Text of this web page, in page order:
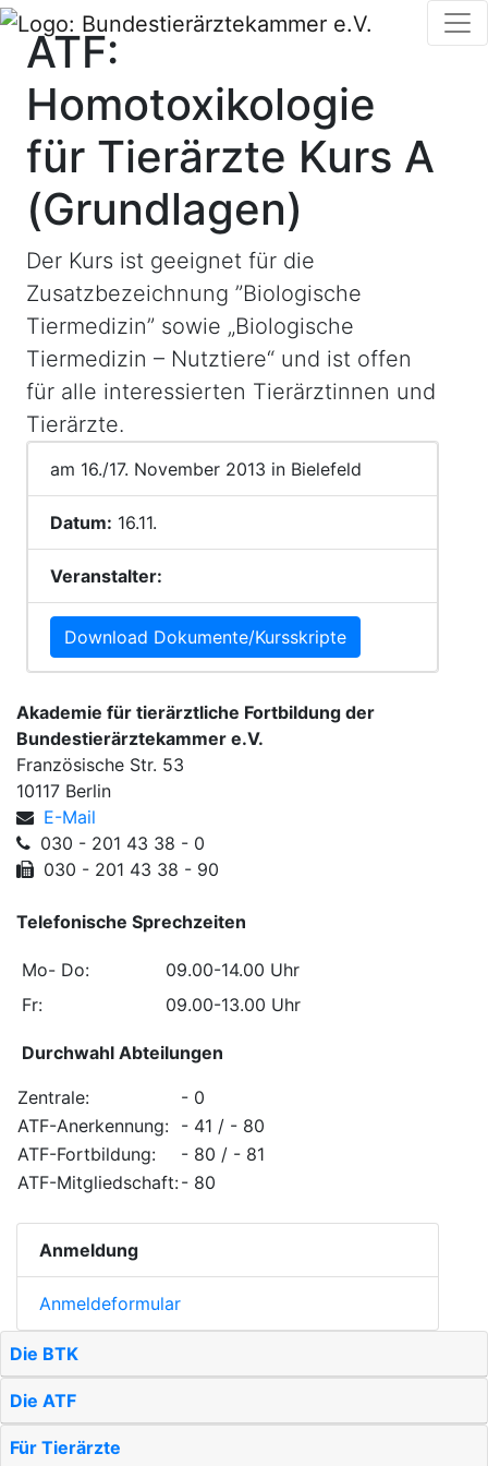
ATF:
Homotoxikologie
für Tierärzte Kurs A
(Grundlagen)
Der Kurs ist geeignet für die
Zusatzbezeichnung ”Biologische
Tiermedizin” sowie „Biologische
Tiermedizin – Nutztiere“ und ist offen
für alle interessierten Tierärztinnen und
Tierärzte.
am 16./17. November 2013 in Bielefeld
Datum: 16.11.
Veranstalter:
Download Dokumente/Kursskripte
Akademie für tierärztliche Fortbildung der
Bundestierärztekammer e.V.
Französische Str. 53
10117 Berlin
E-Mail
030 - 201 43 38 - 0
030 - 201 43 38 - 90
Telefonische Sprechzeiten
Mo- Do:
09.00-14.00 Uhr
Fr:
09.00-13.00 Uhr
Durchwahl Abteilungen
Zentrale:
- 0
ATF-Anerkennung: - 41 / - 80
ATF-Fortbildung:
- 80 / - 81
ATF-Mitgliedschaft:- 80
Anmeldung
Anmeldeformular
Die BTK
Die ATF
Für Tierärzte